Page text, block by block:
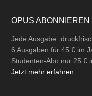
OPUS ABONNIEREN
Jede Ausgabe
6 Ausgaben für 45 € im
Studenten-Abo nur 25 €
Jetzt mehr erfahren